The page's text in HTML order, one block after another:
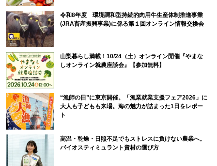
令和8年度 環境調和型持続的肉用牛生産体制推進事業
(JRA畜産振興事業)に係る第１回オンライン情報交換会
山梨暮らし満載！10/24（土）オンライン開催『やまな
しオンライン就農座談会』【参加無料】
“漁師の日”に東京開催。「漁業就業支援フェア2026」に
大人も子どもも来場。海の魅力が詰まった1日をレポー
ト
高温・乾燥・日照不足でもストレスに負けない農業へ。
バイオスティミュラント資材の選び方